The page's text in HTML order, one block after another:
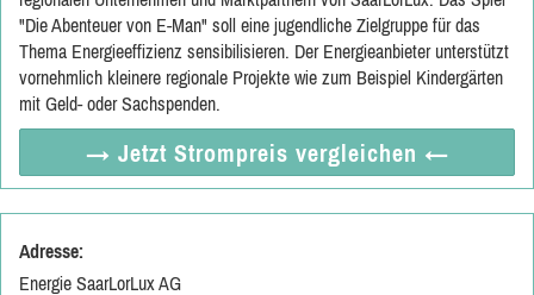
"Die Abenteuer von E-Man" soll eine jugendliche Zielgruppe für das
Thema Energieeffizienz sensibilisieren. Der Energieanbieter unterstützt
vornehmlich kleinere regionale Projekte wie zum Beispiel Kindergärten
mit Geld- oder Sachspenden.
→ Jetzt Strompreis vergleichen ←
Adresse:
Energie SaarLorLux AG